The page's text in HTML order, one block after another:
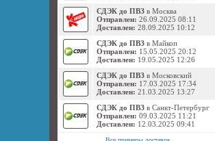
СДЭК до ПВЗ в Москва
Отправлен: 26.09.2025 08:11
Доставлен: 28.09.2025 10:12
СДЭК до ПВЗ в Майкоп
Отправлен: 15.05.2025 20:12
Доставлен: 19.05.2025 12:26
СДЭК до ПВЗ в Московский
Отправлен: 17.03.2025 17:34
Доставлен: 21.03.2025 13:27
СДЭК до ПВЗ в Санкт-Петербург
Отправлен: 09.03.2025 11:21
Доставлен: 12.03.2025 09:41